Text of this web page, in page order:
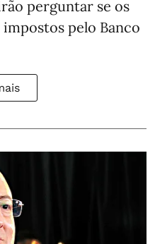
perguntar se os
pelo Banco